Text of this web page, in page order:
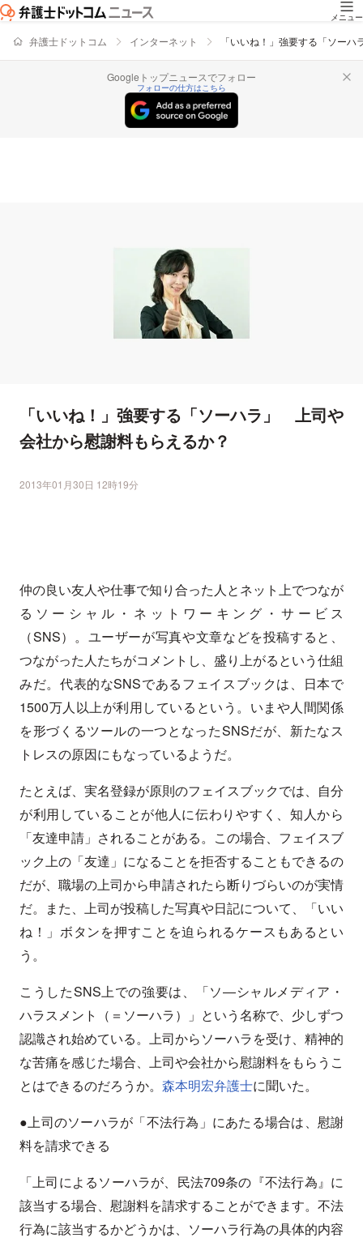
メニュー
弁護士ドットコム インターネット 「いいね！」強要する「ソー
Googleトップニュースでフォロー
フォローの仕方はこちら
「いいね！」強要する「ソーハラ」 上司や
会社から慰謝料もらえるか？
2013年01月30日 12時19分
仲の良い友人や仕事で知り合った人とネット上でつなが
るソーシャル・ネットワーキング・サービス
（SNS）。ユーザーが写真や文章などを投稿すると、
つながった人たちがコメントし、盛り上がるという仕組
みだ。代表的なSNSであるフェイスブックは、日本で
1500万人以上が利用しているという。いまや人間関係
を形づくるツールの一つとなったSNSだが、新たなス
トレスの原因にもなっているようだ。
たとえば、実名登録が原則のフェイスブックでは、自分
が利用していることが他人に伝わりやすく、知人から
「友達申請」されることがある。この場合、フェイスブ
ック上の「友達」になることを拒否することもできるの
だが、職場の上司から申請されたら断りづらいのが実情
だ。また、上司が投稿した写真や日記について、「いい
ね！」ボタンを押すことを迫られるケースもあるとい
う。
こうしたSNS上での強要は、「ソ―シャルメディア・
ハラスメント（＝ソーハラ）」という名称で、少しずつ
認識され始めている。上司からソーハラを受け、精神的
な苦痛を感じた場合、上司や会社から慰謝料をもらうこ
とはできるのだろうか。 森本明宏弁護士に聞いた。
●上司のソーハラが「不法行為」にあたる場合は、慰謝
料を請求できる
「上司によるソーハラが、民法709条の『不法行為』に
該当する場合、慰謝料を請求することができます。不法
行為に該当するかどうかは、ソーハラ行為の具体的内容